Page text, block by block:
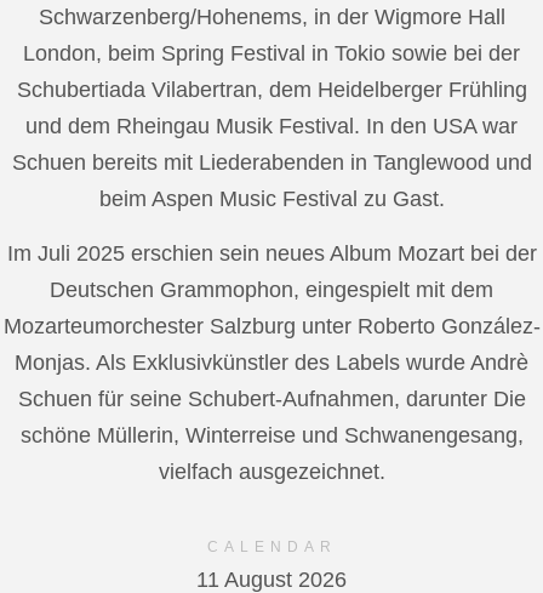
Schwarzenberg/Hohenems, in der Wigmore Hall
London, beim Spring Festival in Tokio sowie bei der
Schubertiada Vilabertran, dem Heidelberger Frühling
und dem Rheingau Musik Festival. In den USA war
Schuen bereits mit Liederabenden in Tanglewood und
beim Aspen Music Festival zu Gast.
Im Juli 2025 erschien sein neues Album Mozart bei der
Deutschen Grammophon, eingespielt mit dem
Mozarteumorchester Salzburg unter Roberto González-
Monjas. Als Exklusivkünstler des Labels wurde Andrè
Schuen für seine Schubert-Aufnahmen, darunter Die
schöne Müllerin, Winterreise und Schwanengesang,
vielfach ausgezeichnet.
CALENDAR
11 August 2026